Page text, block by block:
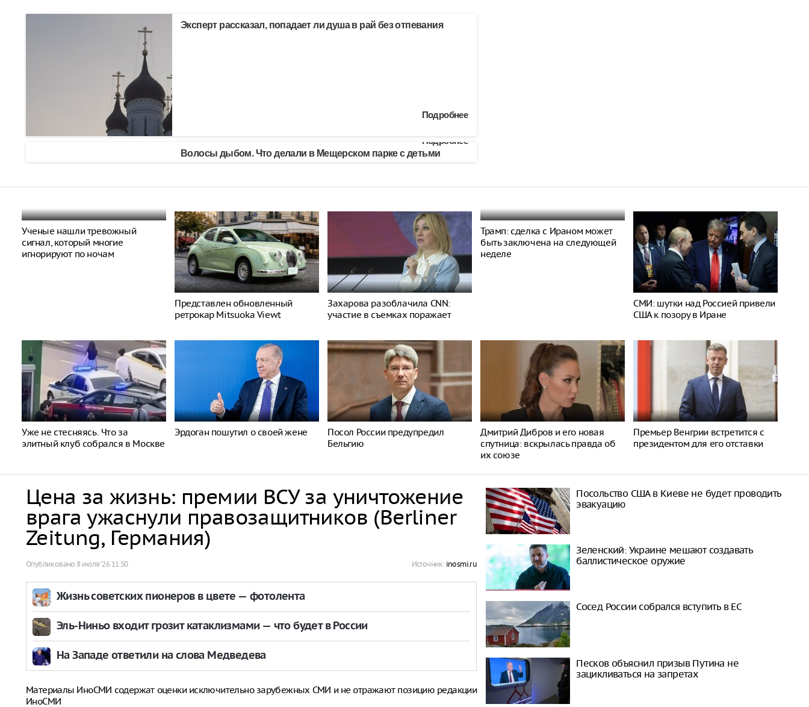
Эксперт рассказал, попадает ли душа в рай без отпевания
Подробнее
Волосы дыбом. Что делали в Мещерском парке с детьми
Подробнее
Ученые нашли тревожный
сигнал, который многие
игнорируют по ночам
Представлен обновленный
ретрокар Mitsuoka Viewt
Захарова разоблачила CNN:
участие в съемках поражает
Трамп: сделка с Ираном может
быть заключена на следующей
неделе
СМИ: шутки над Россией привели
США к позору в Иране
Уже не стесняясь. Что за
элитный клуб собрался в Москве
Эрдоган пошутил о своей жене
Посол России предупредил
Бельгию
Дмитрий Дибров и его новая
спутница: вскрылась правда об
их союзе
Премьер Венгрии встретится с
президентом для его отставки
Цена за жизнь: премии ВСУ за уничтожение
врага ужаснули правозащитников (Berliner
Zeitung, Германия)
Опубликовано 8 июля ‘26 11:50 Источник: inosmi.ru
Жизнь советских пионеров в цвете — фотолента
Эль-Ниньо входит грозит катаклизмами — что будет в России
На Западе ответили на слова Медведева
Материалы ИноСМИ содержат оценки исключительно зарубежных СМИ и не отражают позицию редакции
ИноСМИ
Посольство США в Киеве не будет проводить
эвакуацию
Зеленский: Украине мешают создавать
баллистическое оружие
Сосед России собрался вступить в ЕС
Песков объяснил призыв Путина не
зацикливаться на запретах